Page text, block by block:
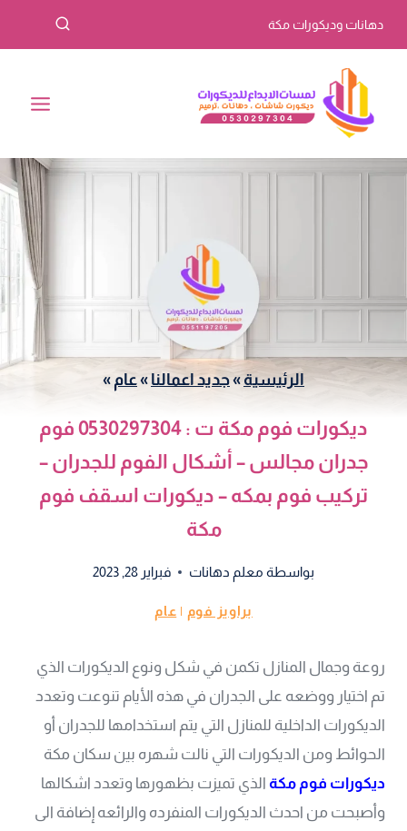
المحتوى
دهانات وديكورات مكة
الرئيسية»جديد اعمالنا »عام »
ديكورات فوم مكة ت : 0530297304 فوم
جدران مجالس – أشكال الفوم للجدران –
تركيب فوم بمكه – ديكورات اسقف فوم
مكة
بواسطة معلم دهانات فبراير 28, 2023
براويز فوم | عام
روعة وجمال المنازل تكمن في شكل ونوع الديكورات الذي
تم اختيار ووضعه على الجدران في هذه الأيام تنوعت وتعدد
الديكورات الداخلية للمنازل التي يتم استخدامها للجدران أو
الحوائط ومن الديكورات التي نالت شهره بين سكان مكة
ديكورات فوم مكة الذي تميزت بظهورها وتعدد اشكالها
وأصبحت من احدث الديكورات المنفرده والرائعه إضافة الى